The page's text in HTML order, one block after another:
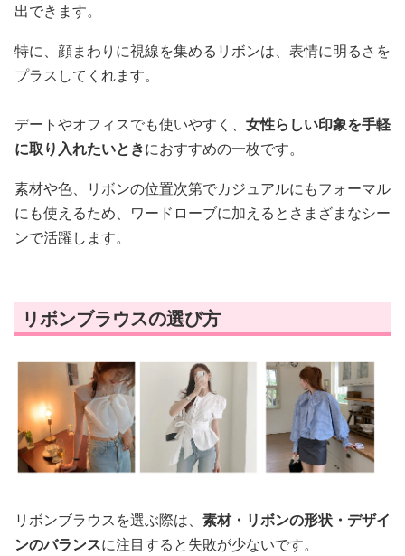
出できます。
特に、顔まわりに視線を集めるリボンは、表情に明るさを
プラスしてくれます。
デートやオフィスでも使いやすく、 女性らしい印象を手軽
に取り入れたいときにおすすめの一枚です。
素材や色、リボンの位置次第でカジュアルにもフォーマル
にも使えるため、ワードローブに加えるとさまざまなシー
ンで活躍します。
リボンブラウスの選び方
リボンブラウスを選ぶ際は、 素材・リボンの形状・デザイ
ンのバランスに注目すると失敗が少ないです。